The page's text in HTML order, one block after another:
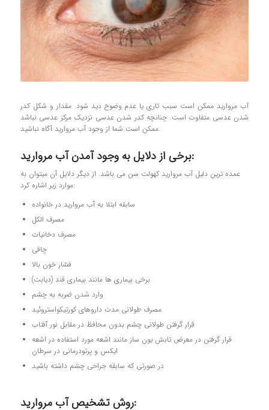
آب مرواريد ممکن است سبب تاري يا عدم وضوح ديد شود. مقدار و شكل كدر
شدن عدسي متفاوت است. چنانچه كدر شدن عدسي نزديك مركز عدسي نباشد
ممكن است شما از وجود آب مرواريد آگاه نباشيد.
برخی از دلایل به وجود آمدن آب مروارید:
عمده ترین دلیل آب مرواريد کهولت سن می باشد. از دیگر دلایل آن میتوان به
موارد زیر اشاره کرد:
سابقه ابتلا به آب مرواريد در خانواده
مصرف الکل
مصرف دخانیات
چاقی
فشار خون بالا
برخی بیماری ها مانند بیماری قند (ديابت)
وارد شدن ضربه به چشم
مصرف طولاني مدت داروهای کورتیکواستروئید
قرار گرفتن طولانی چشم بدون محافظ در مقابل نور آفتاب
قرار گرفتن در معرض تابش یون­ ساز مانند اشعه مورد استفاده در اشعه
ایکس و پرتودرمانی در سرطان
در صورتی که سابقه جراحی چشم داشته باشید
روش تشخیص آب مرواريد: